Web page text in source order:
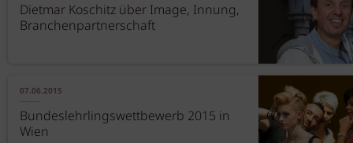
Dietmar Koschitz über Image, Innung,
Branchenpartnerschaft
07.06.2015
Bundeslehrlingswettbewerb 2015 in
Wien